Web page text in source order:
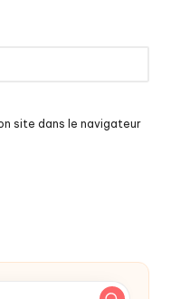
site dans le navigateur